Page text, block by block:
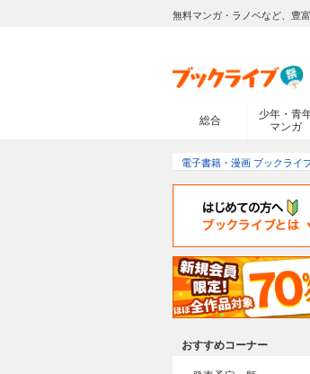
無料マンガ・ラノベなど、豊
総合
少年・青
マンガ
電子書籍・漫画 ブックライ
おすすめコーナー